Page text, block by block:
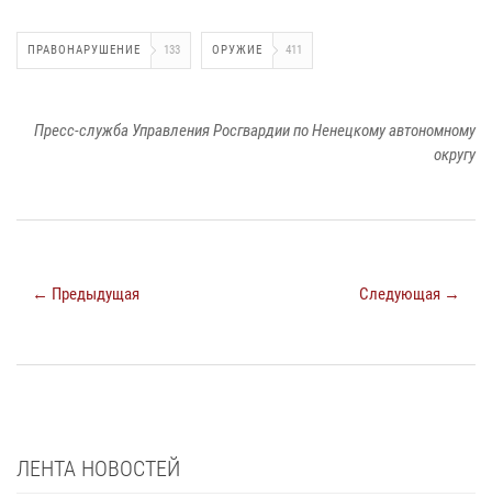
ПРАВОНАРУШЕНИЕ 133 ОРУЖИЕ 411
Пресс-служба Управления Росгвардии по Ненецкому автономному
округу
← Предыдущая Следующая →
ЛЕНТА НОВОСТЕЙ